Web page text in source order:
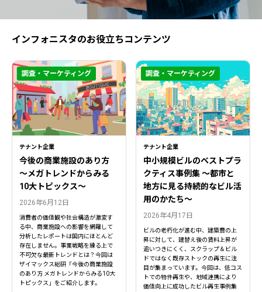
インフォニスタのお役立ちコンテンツ
テナント企業
今後の商業施設のあり方
〜メガトレンドからみる
10大トピックス〜
2026年6月12日
消費者の価値観や社会構造が激変す
る中、商業施設への影響を網羅して
分析したレポートは国内にほとんど
存在しません。事業戦略を練る上で
不可欠な最新トレンドとは？今回は
ザイマックス総研「今後の商業施設
のあり方 メガトレンドからみる10大
トピックス」をご紹介します。
調査・マーケティング
テナント企業
中小規模ビルのベストプラ
クティス事例集 ～都市と
地方に見る持続的なビル活
用のかたち～
2026年4月17日
ビルの老朽化が進む中、建築費の上
昇に対して、建替え後の賃料上昇が
追いつきにくく、スクラップ＆ビル
ドではなく既存ストックの再生に注
目が集まっています。今回は、低コス
トでの物件再生や、地域連携により
価値向上に成功したビル再生事例集
調査・マーケティング